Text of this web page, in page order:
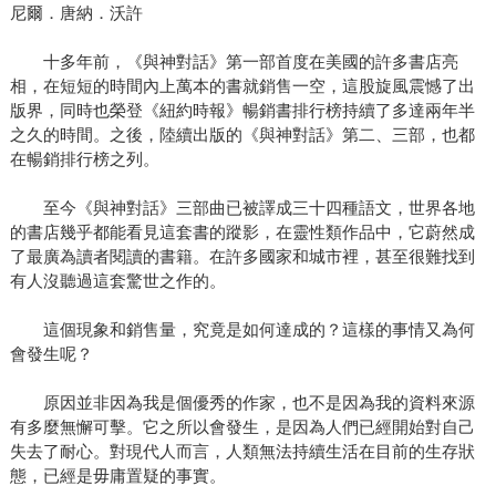
尼爾．唐納．沃許
十多年前，《與神對話》第一部首度在美國的許多書店亮
相，在短短的時間內上萬本的書就銷售一空，這股旋風震憾了出
版界，同時也榮登《紐約時報》暢銷書排行榜持續了多達兩年半
之久的時間。之後，陸續出版的《與神對話》第二、三部，也都
在暢銷排行榜之列。
至今《與神對話》三部曲已被譯成三十四種語文，世界各地
的書店幾乎都能看見這套書的蹤影，在靈性類作品中，它蔚然成
了最廣為讀者閱讀的書籍。在許多國家和城市裡，甚至很難找到
有人沒聽過這套驚世之作的。
這個現象和銷售量，究竟是如何達成的？這樣的事情又為何
會發生呢？
原因並非因為我是個優秀的作家，也不是因為我的資料來源
有多麼無懈可擊。它之所以會發生，是因為人們已經開始對自己
失去了耐心。對現代人而言，人類無法持續生活在目前的生存狀
態，已經是毋庸置疑的事實。